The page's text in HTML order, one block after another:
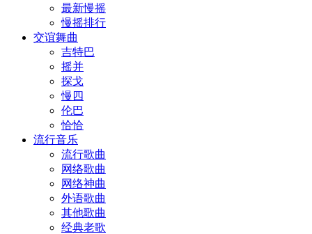
最新慢摇
慢摇排行
交谊舞曲
吉特巴
摇并
探戈
慢四
伦巴
恰恰
流行音乐
流行歌曲
网络歌曲
网络神曲
外语歌曲
其他歌曲
经典老歌